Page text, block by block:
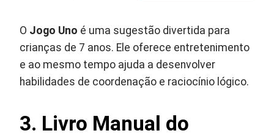
O Jogo Uno é uma sugestão divertida para
crianças de 7 anos. Ele oferece entretenimento
e ao mesmo tempo ajuda a desenvolver
habilidades de coordenação e raciocínio lógico.
3. Livro Manual do